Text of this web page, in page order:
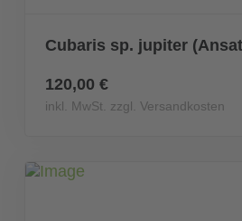
Cubaris sp. jupiter
120,00 €
inkl. MwSt. zzgl. Versandkosten